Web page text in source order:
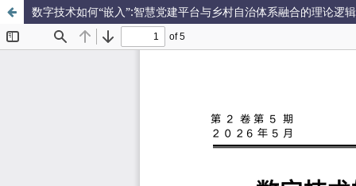
数字技术如何“嵌入”:智慧党建平台与乡村自治体系融合的理论逻